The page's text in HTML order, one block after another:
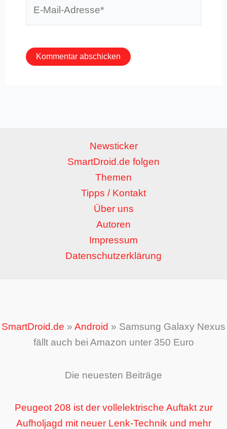
Newsticker
SmartDroid.de folgen
Themen
Tipps / Kontakt
Über uns
Autoren
Impressum
Datenschutzerklärung
SmartDroid.de » Android » Samsung Galaxy Nexus
fällt auch bei Amazon unter 350 Euro
Die neuesten Beiträge
Peugeot 208 ist der vollelektrische Auftakt zur
Aufholjagd mit neuer Lenk-Technik und mehr